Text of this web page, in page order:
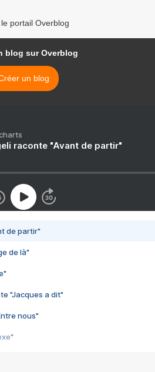
portail Overblog
blog sur Overblog
un blog
raconte "Avant de partir"
de partir"
de là"
"Jacques a dit"
nous"